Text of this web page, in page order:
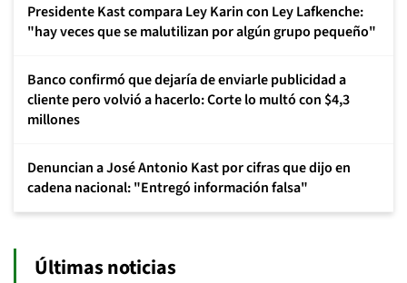
Presidente Kast compara Ley Karin con Ley Lafkenche:
"hay veces que se malutilizan por algún grupo pequeño"
Banco confirmó que dejaría de enviarle publicidad a
cliente pero volvió a hacerlo: Corte lo multó con $4,3
millones
Denuncian a José Antonio Kast por cifras que dijo en
cadena nacional: "Entregó información falsa"
Últimas noticias